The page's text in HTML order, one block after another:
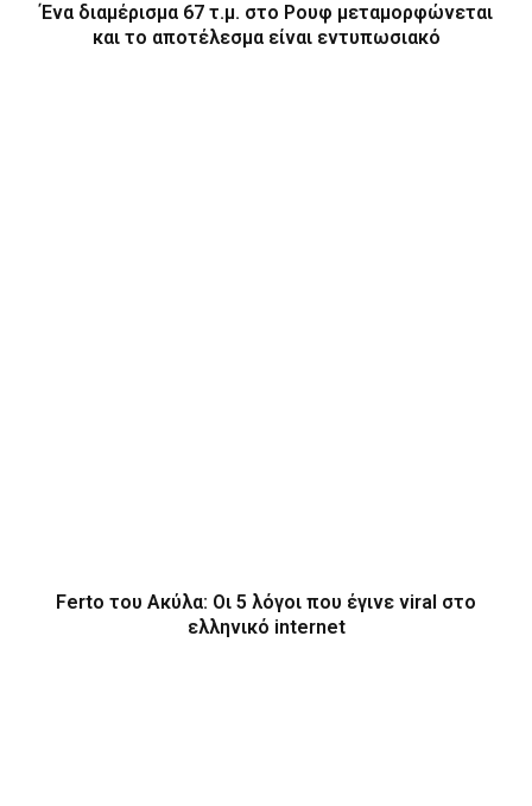
Ένα διαμέρισμα 67 τ.μ. στο Ρουφ μεταμορφώνεται
και το αποτέλεσμα είναι εντυπωσιακό
Ferto του Ακύλα: Οι 5 λόγοι που έγινε viral στο
ελληνικό internet